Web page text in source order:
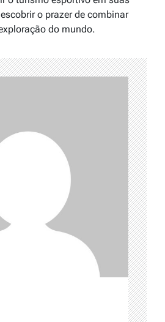
o prazer de combinar
do mundo.